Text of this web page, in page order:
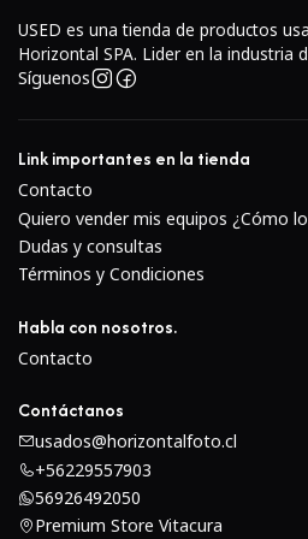
Seis modos de escena de
Simplemente ajuste el dial de
condiciones complicadas para
Pantalla LCD a color de 3
Vista de gran angular de 170
resolución para revisar y
Edición de imagen integrada
El menú de retoque libera su
usar una computadora mediante
incluyendo recorte, corrección
Procesamiento de imágenes
Asegura capacidades ricas e
USED es una tienda de productos
Horizontal SPA. Lider en la industria
Síguenos
Link importantes en la tienda
Contacto
Quiero vender mis equipos ¿Cómo
Dudas y consultas
Términos y Condiciones
Habla con nosotros.
Contacto
Contáctanos
usados@horizontalfoto.cl
+56229557903
56926492050
Premium Store Vitacura